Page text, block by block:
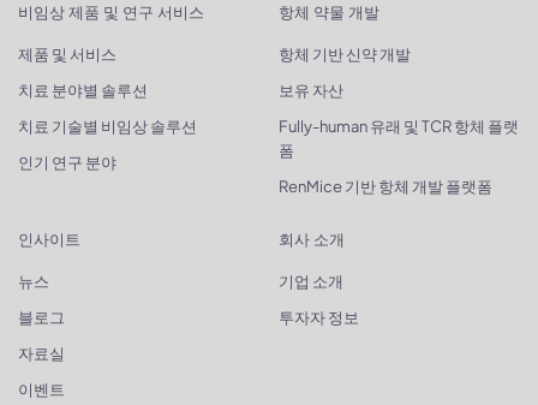
비임상 제품 및 연구 서비스
제품 및 서비스
치료 분야별 솔루션
치료 기술별 비임상 솔루션
인기 연구 분야
항체 약물 개발
항체 기반 신약 개발
보유 자산
Fully-human 유래 및 TCR 항체 플랫
폼
RenMice 기반 항체 개발 플랫폼
인사이트
뉴스
블로그
자료실
이벤트
회사 소개
기업 소개
투자자 정보